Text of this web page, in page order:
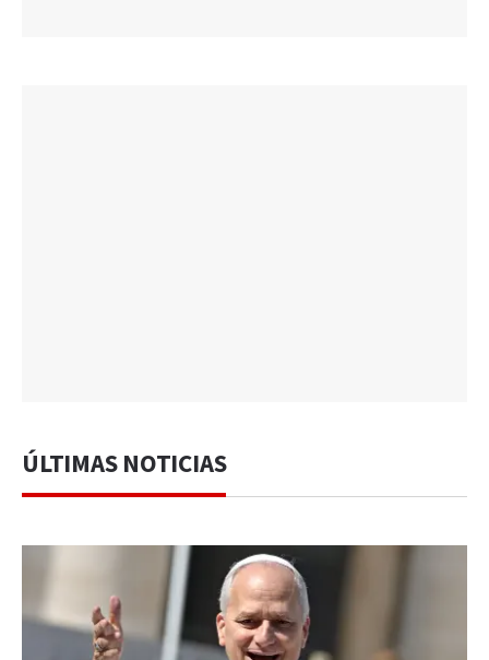
ÚLTIMAS NOTICIAS